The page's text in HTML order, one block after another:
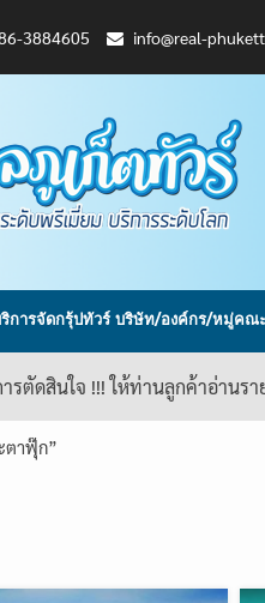
3884605 info@real-
การจัดกรุ้ปทัวร์ บริษัท/องค์กร/หมู่คณ
รตัดสินใจ !!! ให้ท่านลูกค้าอ่านร
ตาฟุ๊ก”